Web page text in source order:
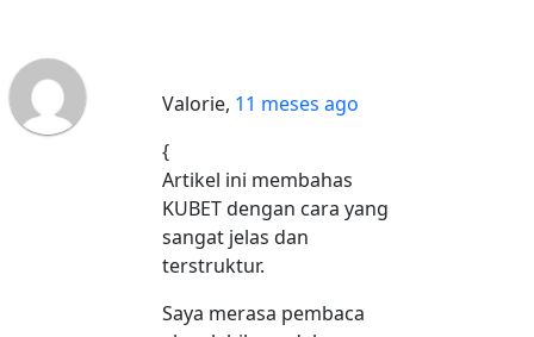
Valorie, 11 meses ago
{
Artikel ini membahas
KUBET dengan cara yang
sangat jelas dan
terstruktur.
Saya merasa pembaca